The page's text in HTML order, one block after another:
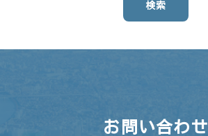
お問い合わせ